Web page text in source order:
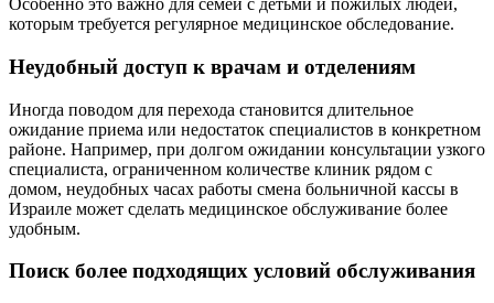
Особенно это важно для семей с детьми и пожилых людей,
которым требуется регулярное медицинское обследование.
Неудобный доступ к врачам и отделениям
Иногда поводом для перехода становится длительное
ожидание приема или недостаток специалистов в конкретном
районе. Например, при долгом ожидании консультации узкого
специалиста, ограниченном количестве клиник рядом с
домом, неудобных часах работы смена больничной кассы в
Израиле может сделать медицинское обслуживание более
удобным.
Поиск более подходящих условий обслуживания